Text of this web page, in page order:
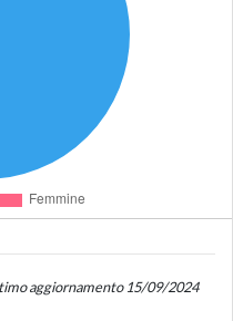
aggiornamento 15/09/2024